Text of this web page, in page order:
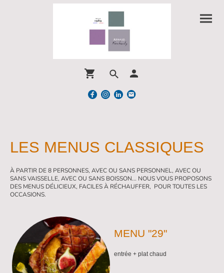
LES MENUS CLASSIQUES
À PARTIR DE 8 PERSONNES, AVEC OU SANS PERSONNEL, AVEC OU
SANS VAISSELLE, AVEC OU SANS BOISSON... NOUS VOUS PROPOSONS
DES MENUS DÉLICIEUX, FACILES À RÉCHAUFFER, POUR TOUTES LES
OCCASIONS.
MENU "29"
entrée + plat chaud